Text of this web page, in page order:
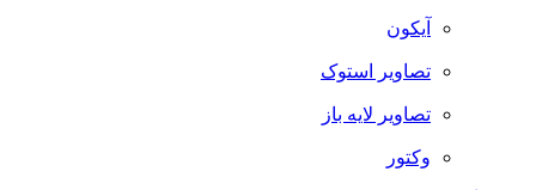
آیکون
تصاویر استوک
تصاویر لایه باز
وکتور